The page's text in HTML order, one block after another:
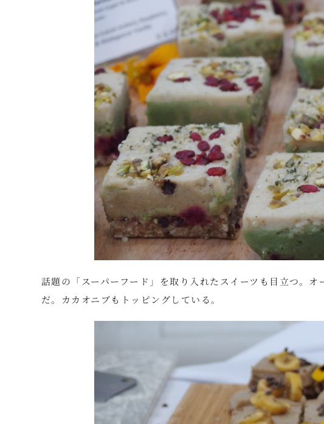
話題の「スーパーフード」を取り入れたスイーツも目立つ。
だ。カカオニブもトッピングしている。